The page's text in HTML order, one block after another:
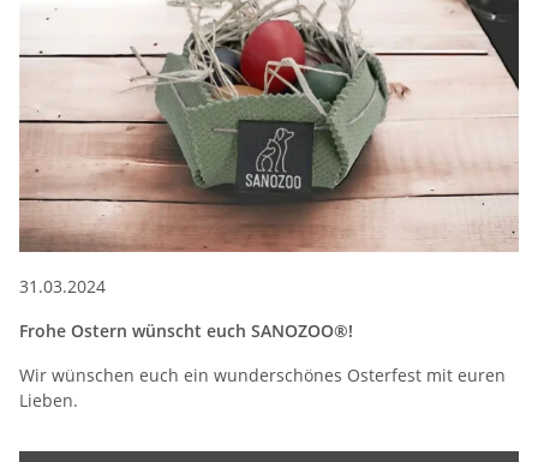
31.03.2024
Frohe Ostern wünscht euch SANOZOO®!
Wir wünschen euch ein wunderschönes Osterfest mit euren
Lieben.